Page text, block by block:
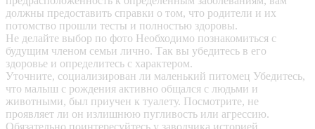
должны предоставить справки о том, что родители и их
потомство прошли тесты и полностью здоровы.
Не делайте выбор по фото Необходимо познакомиться с
будущим членом семьи лично. Так вы убедитесь в его
здоровье и определитесь с характером.
Уточните, социализирован ли маленький питомец Убедитесь,
что малыш с рождения активно общался с людьми и
животными, был приучен к туалету. Посмотрите, не
проявляет ли он излишнюю пугливость или агрессию.